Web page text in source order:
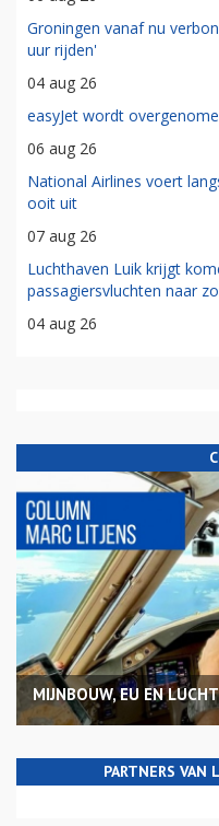
Groningen vanaf nu
uur rijden'
04 aug 26
easyJet wordt
06 aug 26
National Airlines voert
ooit uit
07 aug 26
Luchthaven Luik krijgt
passagiersvluchten naar
04 aug 26
MIJNBOUW, EU EN
PARTNERS VAN